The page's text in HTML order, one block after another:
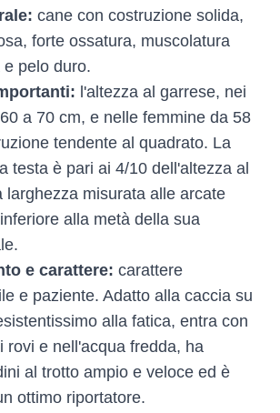
cane con costruzione solida,
forte ossatura, muscolatura
pelo duro.
l'altezza al garrese, nei
a 70 cm, e nelle femmine da 58
tendente al quadrato. La
testa è pari ai 4/10 dell'altezza al
larghezza misurata alle arcate
alla metà della sua
e carattere: carattere
e paziente. Adatto alla caccia su
alla fatica, entra con
rovi e nell'acqua fredda, ha
al trotto ampio e veloce ed è
ottimo riportatore.